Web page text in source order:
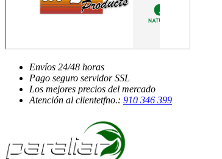
Envíos 24/48 horas
Pago seguro servidor SSL
Los mejores precios del mercado
Atención al clientetfno.: 910 346 399